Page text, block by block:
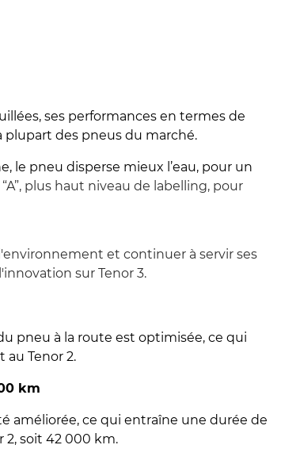
ses performances en termes de
des pneus du marché.
le pneu disperse mieux l’eau, pour un
plus haut niveau de labelling, pour
et continuer à servir ses
sur Tenor 3.
pneu à la route est optimisée, ce qui
au Tenor 2.
km
améliorée, ce qui entraîne une durée de
2, soit 42 000 km.